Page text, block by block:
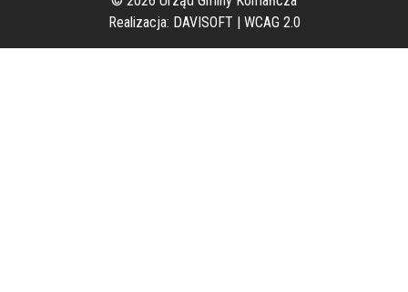
© 2026 Urząd Gminy Komańcza
Realizacja:
|